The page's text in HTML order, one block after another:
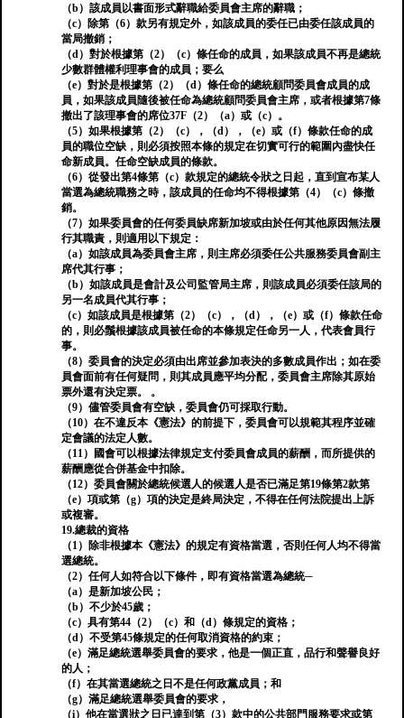
（b）該成員以書面形式辭職給委員會主席的辭職；
（c）除第（6）款另有規定外，如該成員的委任已由委任該成員的
當局撤銷；
（d）對於根據第（2）（c）條任命的成員，如果該成員不再是總統
少數群體權利理事會的成員；要么
（e）對於是根據第（2）（d）條任命的總統顧問委員會成員的成
員，如果該成員隨後被任命為總統顧問委員會主席，或者根據第7條
撤出了該理事會的席位37F（2）（a）或（c）。
（5）如果根據第（2）（c），（d），（e）或（f）條款任命的成
員的職位空缺，則必須按照本條的規定在切實可行的範圍內盡快任
命新成員。任命空缺成員的條款。
（6）從發出第4條第（c）款規定的總統令狀之日起，直到宣布某人
當選為總統職務之時，該成員的任命均不得根據第（4）（c）條撤
銷。
（7）如果委員會的任何委員缺席新加坡或由於任何其他原因無法履
行其職責，則適用以下規定：
（a）如該成員為委員會主席，則主席必須委任公共服務委員會副主
席代其行事；
（b）如該成員是會計及公司監管局主席，則該成員必須委任該局的
另一名成員代其行事；
（c）如該成員是根據第（2）（c），（d），（e）或（f）條款任命
的，則必鬚根據該成員被任命的本條規定任命另一人，代表會員行
事。
（8）委員會的決定必須由出席並參加表決的多數成員作出；如在委
員會面前有任何疑問，則其成員應平均分配，委員會主席除其原始
票外還有決定票。 。
（9）儘管委員會有空缺，委員會仍可採取行動。
（10）在不違反本《憲法》的前提下，委員會可以規範其程序並確
定會議的法定人數。
（11）國會可以根據法律規定支付委員會成員的薪酬，而所提供的
薪酬應從合併基金中扣除。
（12）委員會關於總統候選人的候選人是否已滿足第19條第2款第
（e）項或第（g）項的決定是終局決定，不得在任何法院提出上訴
或複審。
19.總裁的資格
（1）除非根據本《憲法》的規定有資格當選，否則任何人均不得當
選總統。
（2）任何人如符合以下條件，即有資格當選為總統─
（a）是新加坡公民；
（b）不少於45歲；
（c）具有第44（2）（c）和（d）條規定的資格；
（d）不受第45條規定的任何取消資格的約束；
（e）滿足總統選舉委員會的要求，他是一個正直，品行和聲譽良好
的人；
（f）在其當選總統之日不是任何政黨成員；和
（g）滿足總統選舉委員會的要求，
（i）他在當選狀之日已達到第（3）款中的公共部門服務要求或第